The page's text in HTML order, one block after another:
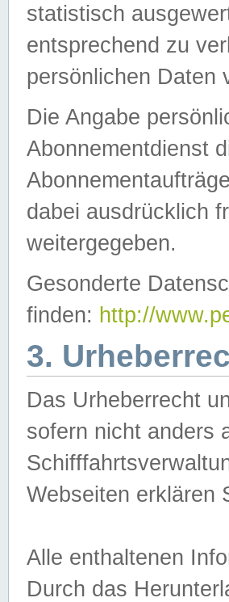
statistisch
entsprechend zu
persönlichen Daten
Die Angabe
Abonnementdienst
dabei ausdrücklich
weitergegeben.
Gesonderte
finden: http://
3.
Das Urheberrecht
sofern nicht anders
Webseiten erklären
Alle enthaltenen
Durch das